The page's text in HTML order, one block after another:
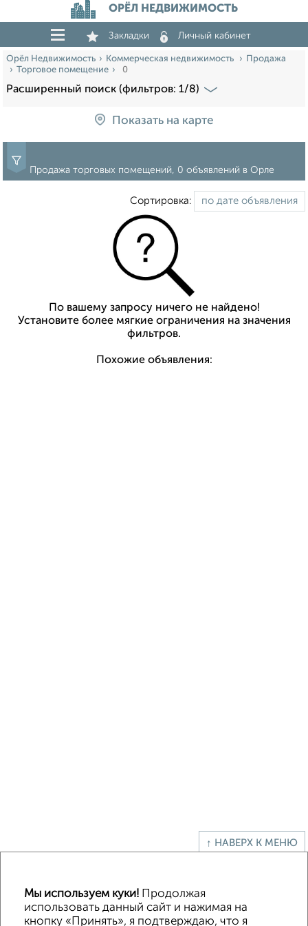
ОРЁЛ НЕДВИЖИМОСТЬ
Закладки Личный кабинет
Орёл Недвижимость Коммерческая недвижимость
Продажа
Торговое помещение
0
Расширенный поиск (фильтров: 1/8)
Показать на карте
Продажа торговых помещений, 0 объявлений в Орле
Сортировка:
По вашему запросу ничего не найдено!
Установите более мягкие ограничения на значения
фильтров.
Похожие объявления:
↑ НАВЕРХ К МЕНЮ
Помещение свободного назначения
Складское помещение
Производственное помещение
Мы используем куки! Продолжая
использовать данный сайт и нажимая на
кнопку «Принять», я подтверждаю, что я